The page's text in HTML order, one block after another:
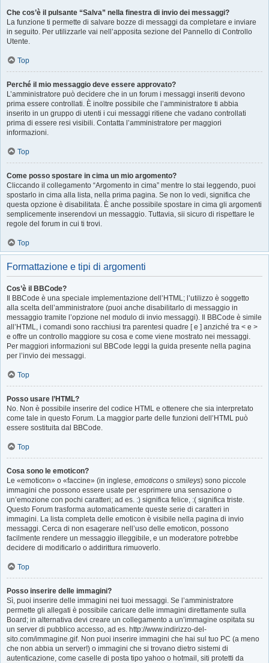
Che cos’è il pulsante “Salva” nella finestra di invio dei messaggi?
La funzione ti permette di salvare bozze di messaggi da completare e inviare
in seguito. Per utilizzarle vai nell’apposita sezione del Pannello di Controllo
Utente.
Top
Perché il mio messaggio deve essere approvato?
L’amministratore può decidere che in un forum i messaggi inseriti devono
prima essere controllati. È inoltre possibile che l’amministratore ti abbia
inserito in un gruppo di utenti i cui messaggi ritiene che vadano controllati
prima di essere resi visibili. Contatta l’amministratore per maggiori
informazioni.
Top
Come posso spostare in cima un mio argomento?
Cliccando il collegamento “Argomento in cima” mentre lo stai leggendo, puoi
spostarlo in cima alla lista, nella prima pagina. Se non lo vedi, significa che
questa opzione è disabilitata. È anche possibile spostare in cima gli argomenti
semplicemente inserendovi un messaggio. Tuttavia, sii sicuro di rispettare le
regole del forum in cui ti trovi.
Top
Formattazione e tipi di argomenti
Cos’è il BBCode?
Il BBCode è una speciale implementazione dell’HTML; l’utilizzo è soggetto
alla scelta dell’amministratore (puoi anche disabilitarlo di messaggio in
messaggio tramite l’opzione nel modulo di invio messaggi). Il BBCode è simile
all’HTML, i comandi sono racchiusi tra parentesi quadre [ e ] anziché tra < e >
e offre un controllo maggiore su cosa e come viene mostrato nei messaggi.
Per maggiori informazioni sul BBCode leggi la guida presente nella pagina
per l’invio dei messaggi.
Top
Posso usare l’HTML?
No. Non è possibile inserire del codice HTML e ottenere che sia interpretato
come tale in questo Forum. La maggior parte delle funzioni dell’HTML può
essere sostituita dal BBCode.
Top
Cosa sono le emoticon?
Le «emoticon» o «faccine» (in inglese, emoticons o smileys) sono piccole
immagini che possono essere usate per esprimere una sensazione o
un’emozione con pochi caratteri; ad es. :) significa felice, :( significa triste.
Questo Forum trasforma automaticamente queste serie di caratteri in
immagini. La lista completa delle emoticon è visibile nella pagina di invio
messaggi. Cerca di non esagerare nell’uso delle emoticon, possono
facilmente rendere un messaggio illeggibile, e un moderatore potrebbe
decidere di modificarlo o addirittura rimuoverlo.
Top
Posso inserire delle immagini?
Sì, puoi inserire delle immagini nei tuoi messaggi. Se l’amministratore
permette gli allegati è possibile caricare delle immagini direttamente sulla
Board; in alternativa devi creare un collegamento a un’immagine ospitata su
un server di pubblico accesso, ad es. http://www.indirizzo-del-
sito.com/immagine.gif. Non puoi inserire immagini che hai sul tuo PC (a meno
che non abbia un server!) o immagini che si trovano dietro sistemi di
autenticazione, come caselle di posta tipo yahoo o hotmail, siti protetti da